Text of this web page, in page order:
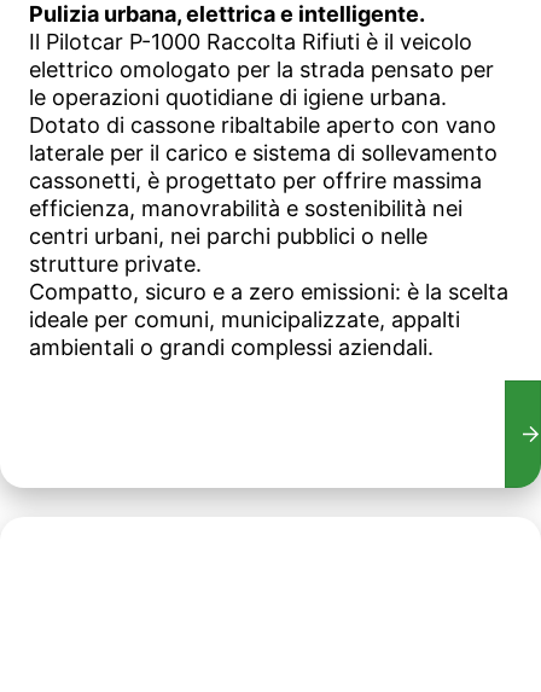
Pulizia urbana, elettrica e intelligente.
Il Pilotcar P-1000 Raccolta Rifiuti è il veicolo
elettrico omologato per la strada pensato per
le operazioni quotidiane di igiene urbana.
Dotato di cassone ribaltabile aperto con vano
laterale per il carico e sistema di sollevamento
cassonetti, è progettato per offrire massima
efficienza, manovrabilità e sostenibilità nei
centri urbani, nei parchi pubblici o nelle
strutture private.
Compatto, sicuro e a zero emissioni: è la scelta
ideale per comuni, municipalizzate, appalti
ambientali o grandi complessi aziendali.